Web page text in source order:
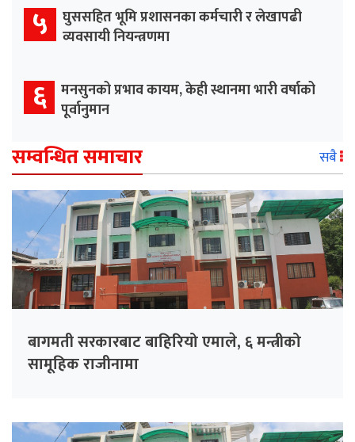
५ घुससहित भूमि प्रशासनका कर्मचारी र लेखापढी
व्यवसायी नियन्त्रणमा
६ मनसुनको प्रभाव कायम, केही स्थानमा भारी वर्षाको
पूर्वानुमान
सम्वन्धित समाचार सबै
बागमती सरकारबाट बाहिरियो एमाले, ६ मन्त्रीको
सामूहिक राजीनामा